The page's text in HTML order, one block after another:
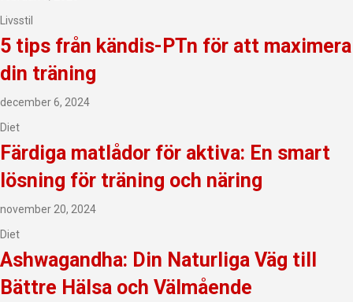
Livsstil
5 tips från kändis-PTn för att maximera
din träning
december 6, 2024
Diet
Färdiga matlådor för aktiva: En smart
lösning för träning och näring
november 20, 2024
Diet
Ashwagandha: Din Naturliga Väg till
Bättre Hälsa och Välmående